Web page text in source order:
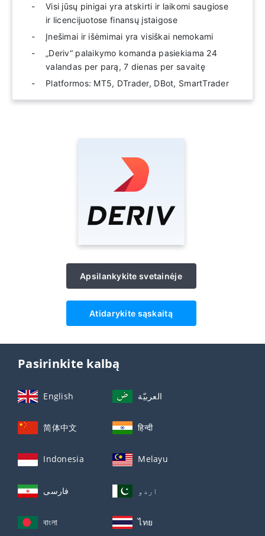
Visi jūsų pinigai yra atskirti ir laikomi saugiose
ir licencijuotose finansų įstaigose
Įnešimai ir išėmimai yra visiškai nemokami
„Deriv“ palaikymo komanda pasiekiama 24
valandas per parą, 7 dienas per savaitę
Platformos: MT5, DTrader, DBot, SmartTrader
Apsilankykite svetainėje
Atidarykite sąskaitą
Pasirinkite kalbą
English العربيّة
简体中文 हिन्दी
Indonesia Melayu
فارسی اردو
বাংলা ไทย